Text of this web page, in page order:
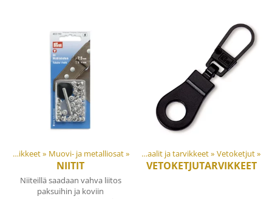
Materiaalit ja tarvikkeet‪» Muovi- ja metalliosat‪»
NIITIT
Niiteillä saadaan vahva liitos
paksuihin ja koviin
Tuotteet‪» Materiaalit ja tarvikkeet‪» Vetoketjut‪»
VETOKETJUTARVIKKEET